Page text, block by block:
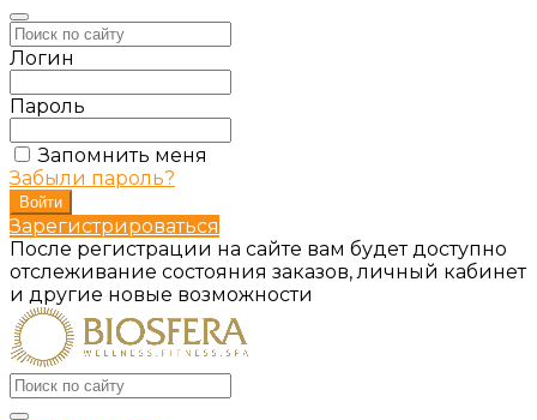
Логин
Пароль
Запомнить меня
Забыли пароль?
Зарегистрироваться
После регистрации на сайте вам будет доступно
отслеживание состояния заказов, личный кабинет
и другие новые возможности